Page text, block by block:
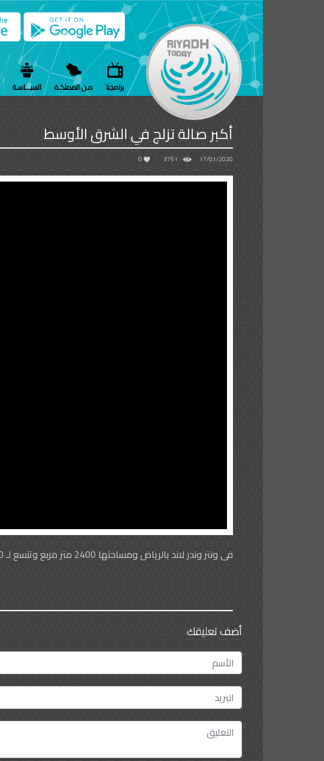
برامجنا مـن المملكـة السيـــاسـة
أكبر صالة تزلج في الشرق الأوسط
17/01/2020
3751
0
في ونتر وندر لاند بالرياض ومساحتها 2400 متر مربع وتتسع لـ 1000 شخص
أضف تعليقك